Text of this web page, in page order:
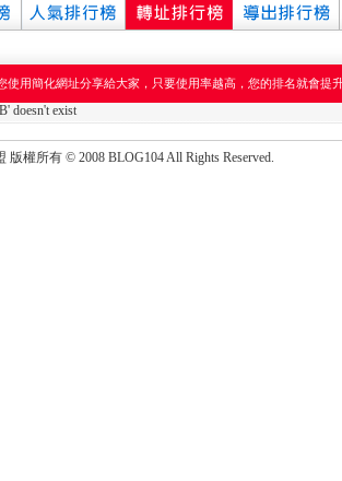
使用簡化網址分享給大家，只要使用率越高，您的排名就會提
doesn't exist
版權所有 © 2008 BLOG104 All Rights Reserved.